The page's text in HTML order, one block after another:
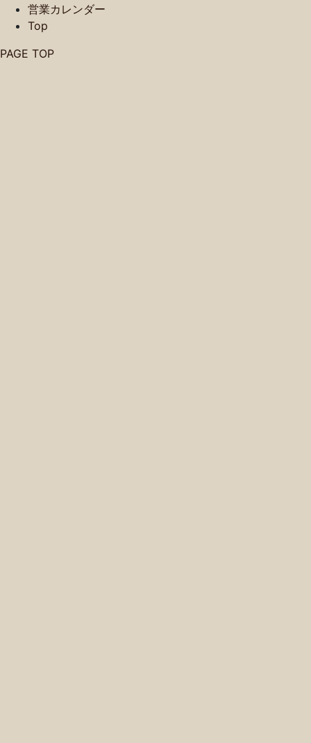
営業カレンダー
Top
PAGE TOP